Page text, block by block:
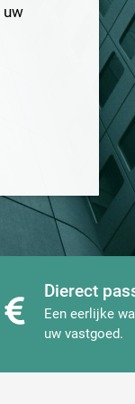
uw
Dierect
Een eerlijke
uw vastgoed.